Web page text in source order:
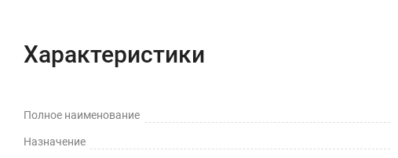
Характеристики
Полное наименование
Назначение